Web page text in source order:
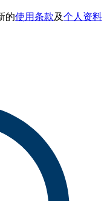
的使用条款及个人资料